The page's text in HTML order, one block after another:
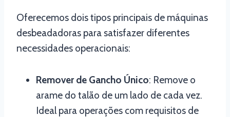
Oferecemos dois tipos principais de máquinas
desbeadadoras para satisfazer diferentes
necessidades operacionais:
Remover de Gancho Único: Remove o
arame do talão de um lado de cada vez.
Ideal para operações com requisitos de